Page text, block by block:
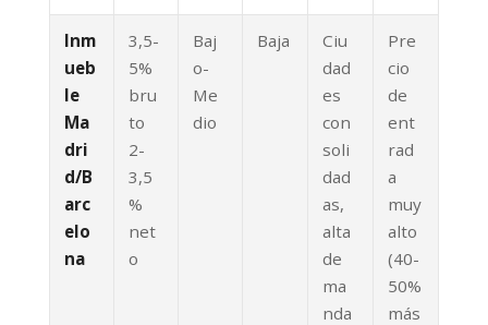
Inm
ueb
le
Ma
dri
d/B
arc
elo
na
3,5-
5%
bru
to
2-
3,5
%
net
o
Baj
o-
Me
dio
Baja
Ciu
dad
es
con
soli
dad
as,
alta
de
ma
nda
Pre
cio
de
ent
rad
a
muy
alto
(40-
50%
más